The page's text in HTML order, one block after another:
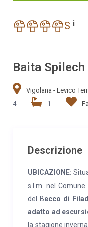
S i
Baita Spilech
Vigolana - Levico
4
1
Descrizione
UBICAZIONE:
s.l.m. nel
del Becco di
adatto ad
la stagione